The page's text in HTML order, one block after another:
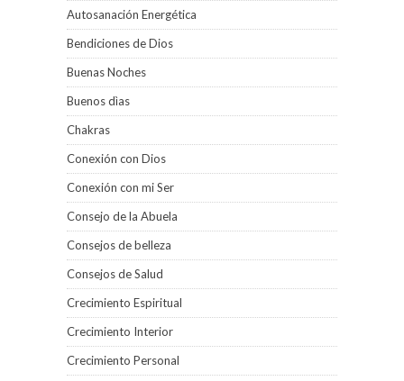
Autosanación Energética
Bendiciones de Dios
Buenas Noches
Buenos dìas
Chakras
Conexión con Dios
Conexión con mi Ser
Consejo de la Abuela
Consejos de belleza
Consejos de Salud
Crecimiento Espiritual
Crecimiento Interior
Crecimiento Personal